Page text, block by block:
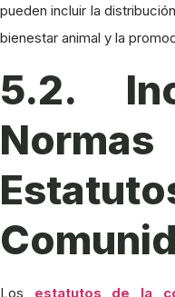
pueden incluir la
bienestar animal y la
5.2.
Los estatutos de la